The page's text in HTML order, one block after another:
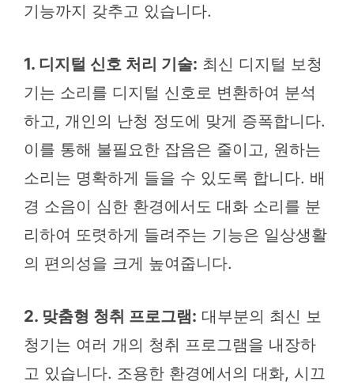
기능까지 갖추고 있습니다.
1. 디지털 신호 처리 기술: 최신 디지털 보청
기는 소리를 디지털 신호로 변환하여 분석
하고, 개인의 난청 정도에 맞게 증폭합니다.
이를 통해 불필요한 잡음은 줄이고, 원하는
소리는 명확하게 들을 수 있도록 합니다. 배
경 소음이 심한 환경에서도 대화 소리를 분
리하여 또렷하게 들려주는 기능은 일상생활
의 편의성을 크게 높여줍니다.
2. 맞춤형 청취 프로그램: 대부분의 최신 보
청기는 여러 개의 청취 프로그램을 내장하
고 있습니다. 조용한 환경에서의 대화, 시끄